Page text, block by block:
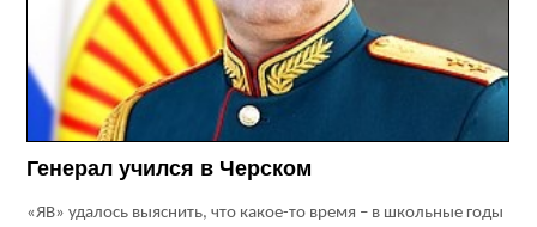
Генерал учился в Черском
«ЯВ» удалось выяснить, что какое-то время – в школьные годы